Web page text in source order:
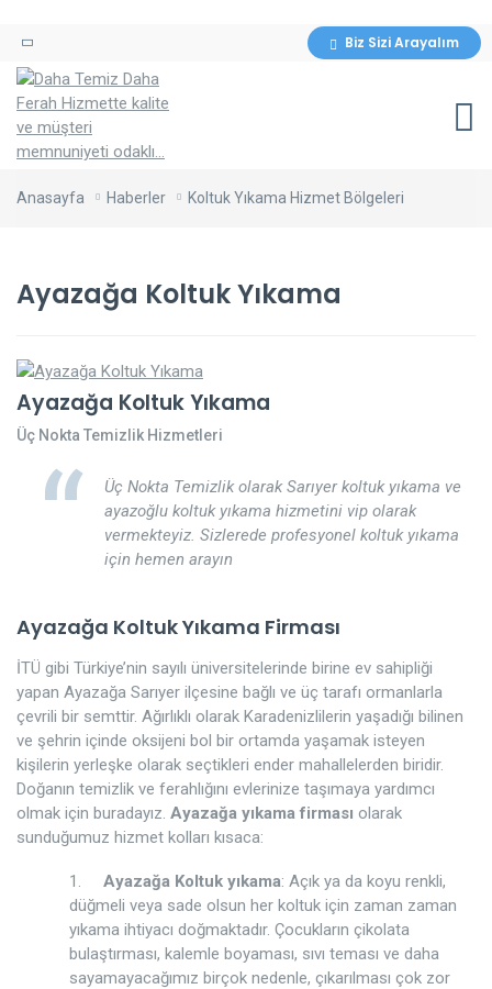
Biz Sizi Arayalım
Anasayfa Haberler Koltuk Yıkama Hizmet Bölgeleri
Ayazağa Koltuk Yıkama
Ayazağa Koltuk Yıkama
Üç Nokta Temizlik Hizmetleri
Üç Nokta Temizlik olarak Sarıyer koltuk yıkama ve
ayazoğlu koltuk yıkama hizmetini vip olarak
vermekteyiz. Sizlerede profesyonel koltuk yıkama
için hemen arayın
Ayazağa Koltuk Yıkama Firması
İTÜ gibi Türkiye’nin sayılı üniversitelerinde birine ev sahipliği
yapan Ayazağa Sarıyer ilçesine bağlı ve üç tarafı ormanlarla
çevrili bir semttir. Ağırlıklı olarak Karadenizlilerin yaşadığı bilinen
ve şehrin içinde oksijeni bol bir ortamda yaşamak isteyen
kişilerin yerleşke olarak seçtikleri ender mahallelerden biridir.
Doğanın temizlik ve ferahlığını evlerinize taşımaya yardımcı
olmak için buradayız. Ayazağa yıkama firması olarak
sunduğumuz hizmet kolları kısaca:
1. Ayazağa Koltuk yıkama: Açık ya da koyu renkli,
düğmeli veya sade olsun her koltuk için zaman zaman
yıkama ihtiyacı doğmaktadır. Çocukların çikolata
bulaştırması, kalemle boyaması, sıvı teması ve daha
sayamayacağımız birçok nedenle, çıkarılması çok zor